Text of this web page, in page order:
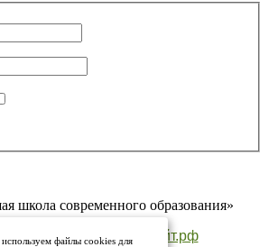
современного образования»
на платформе
обрсайт.рф
файлы cookies для